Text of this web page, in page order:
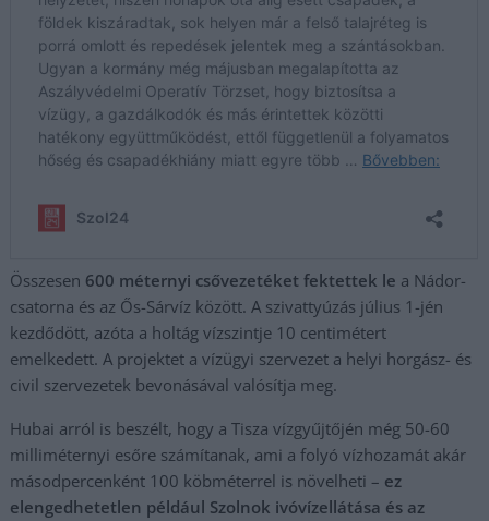
Összesen 600 méternyi csővezetéket fektettek le a Nádor-
csatorna és az Ős-Sárvíz között. A szivattyúzás július 1-jén
kezdődött, azóta a holtág vízszintje 10 centimétert
emelkedett. A projektet a vízügyi szervezet a helyi horgász- és
civil szervezetek bevonásával valósítja meg.
Hubai arról is beszélt, hogy a Tisza vízgyűjtőjén még 50-60
milliméternyi esőre számítanak, ami a folyó vízhozamát akár
másodpercenként 100 köbméterrel is növelheti – ez
elengedhetetlen például Szolnok ivóvízellátása és az